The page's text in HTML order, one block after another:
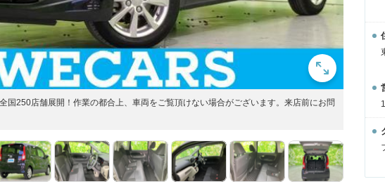
国250店舗展開！作業の都合上、車両をご覧頂けない場合がございます。来店前にお問